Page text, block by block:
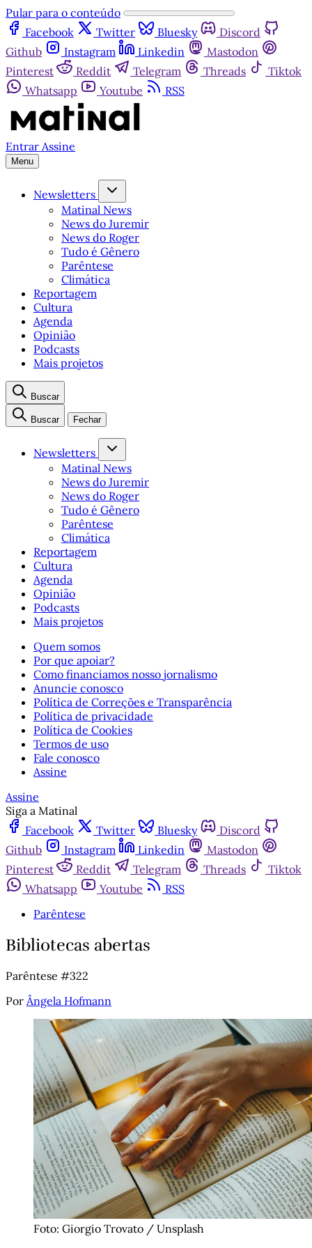
Pular para o conteúdo
Facebook
Twitter Bluesky
Discord
Github
Instagram Linkedin
Mastodon
Pinterest
Reddit Telegram Threads
Tiktok
Whatsapp
Youtube RSS
Entrar Assine
Menu
Newsletters
Matinal News
News do Juremir
News do Roger
Tudo é Gênero
Parêntese
Climática
Reportagem
Cultura
Agenda
Opinião
Podcasts
Mais projetos
Buscar
Buscar Fechar
Newsletters
Matinal News
News do Juremir
News do Roger
Tudo é Gênero
Parêntese
Climática
Reportagem
Cultura
Agenda
Opinião
Podcasts
Mais projetos
Quem somos
Por que apoiar?
Como financiamos nosso jornalismo
Anuncie conosco
Política de Correções e Transparência
Política de privacidade
Política de Cookies
Termos de uso
Fale conosco
Assine
Assine
Siga a Matinal
Facebook
Twitter Bluesky
Discord
Github
Instagram Linkedin
Mastodon
Pinterest
Reddit Telegram Threads
Tiktok
Whatsapp
Youtube
RSS
Parêntese
Bibliotecas abertas
Parêntese #322
Por Ângela Hofmann
Foto: Giorgio Trovato / Unsplash